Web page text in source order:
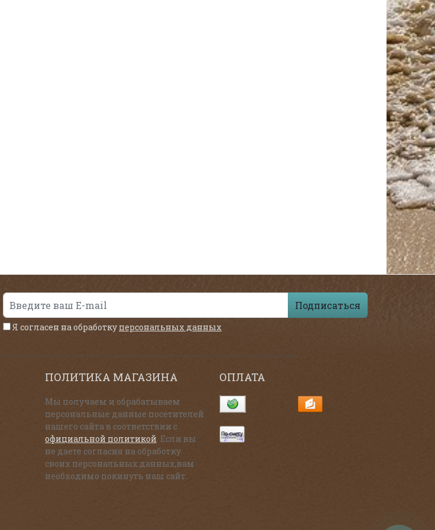
Подписаться
Я согласен на обработку персональных данных
ПОЛИТИКА МАГАЗИНА
Мы получаем и обрабатываем
персональные данные посетителей
нашего сайта в соответствии с
официальной политикой. Если вы
не даете согласия на обработку
своих персональных данных,вам
необходимо покинуть наш сайт.
ОПЛАТА